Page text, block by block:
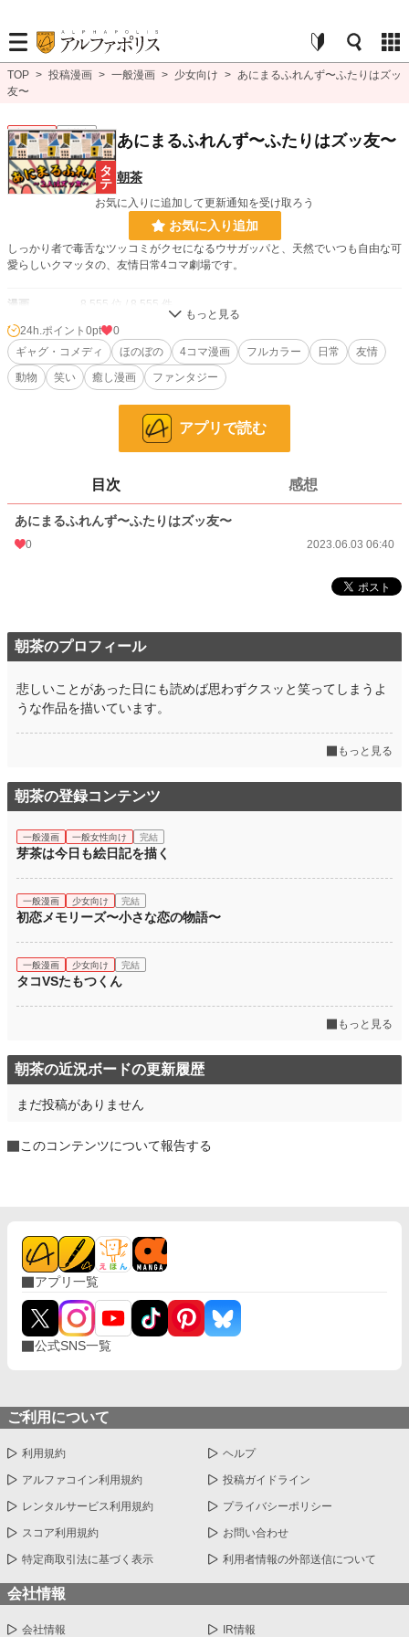
TOP > 投稿漫画 > 一般漫画 > 少女向け > あにまるふれんず〜ふたりはズッ
友〜
少女向け 連載中 あにまるふれんず〜ふたりはズッ友〜
朝茶
お気に入りに追加して更新通知を受け取ろう
お気に入り追加
しっかり者で毒舌なツッコミがクセになるウサガッパと、天然でいつも自由な可
愛らしいクマッタの、友情日常4コマ劇場です。
漫画 8,555 位 / 8,555 件
少女向け 1,155 位 / 1,155 件
お気に入り 1
2023.06.03 06:40
週間ポイント 0 pt (8,555 位)
24h.ポイント 0pt
0
ギャグ・コメディ
ほのぼの 4コマ漫画 フルカラー 日常
友情
動物
笑い 癒し漫画 ファンタジー
アプリで読む
目次 感想
あにまるふれんず〜ふたりはズッ友〜
0 2023.06.03 06:40
朝茶のプロフィール
悲しいことがあった日にも読めば思わずクスッと笑ってしまうよ
うな作品を描いています。
もっと見る
朝茶の登録コンテンツ
一般漫画 一般女性向け 完結
芽茶は今日も絵日記を描く
一般漫画 少女向け 完結
初恋メモリーズ〜小さな恋の物語〜
一般漫画 少女向け 完結
タコVSたもつくん
もっと見る
朝茶の近況ボードの更新履歴
まだ投稿がありません
このコンテンツについて報告する
アプリ一覧
公式SNS一覧
ご利用について
利用規約 ヘルプ
アルファコイン利用規約 投稿ガイドライン
レンタルサービス利用規約 プライバシーポリシー
スコア利用規約 お問い合わせ
特定商取引法に基づく表示 利用者情報の外部送信について
会社情報
会社情報 IR情報